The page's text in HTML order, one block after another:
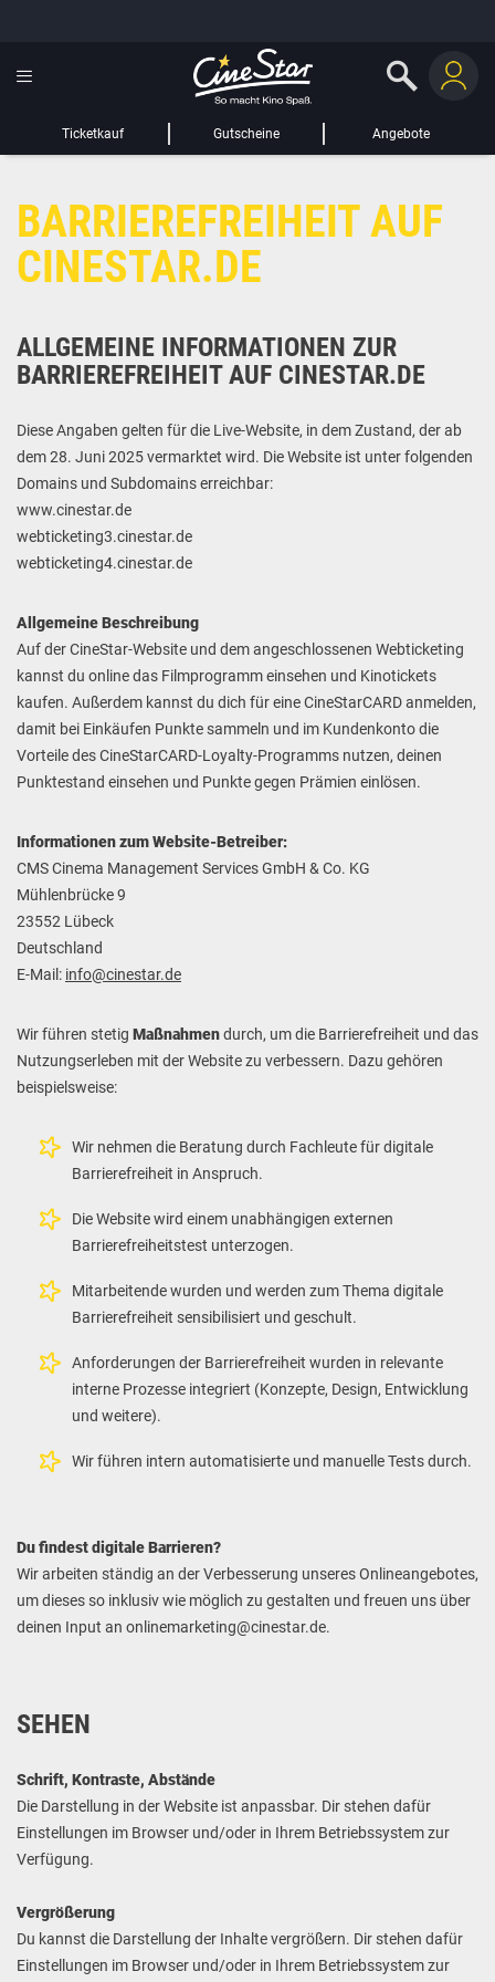
Ticketkauf Gutscheine Angebote
LIEBER CINESTAR-GAST,
Sie werden nun auf eine Website eines Drittanbieters weitergeleitet.
WEITER ZUR EXTERNEN SEITE
GUTSCHEIN HINZUFÜGEN
Gutschein
Gültig bis:
BARRIEREFREIHEIT AUF
CINESTAR.DE
ALLGEMEINE INFORMATIONEN ZUR
BARRIEREFREIHEIT AUF CINESTAR.DE
Diese Angaben gelten für die Live-Website, in dem Zustand, der ab
dem 28. Juni 2025 vermarktet wird. Die Website ist unter folgenden
Domains und Subdomains erreichbar:
www.cinestar.de
webticketing3.cinestar.de
webticketing4.cinestar.de
Allgemeine Beschreibung
Auf der CineStar-Website und dem angeschlossenen Webticketing
kannst du online das Filmprogramm einsehen und Kinotickets
kaufen. Außerdem kannst du dich für eine CineStarCARD anmelden,
damit bei Einkäufen Punkte sammeln und im Kundenkonto die
Vorteile des CineStarCARD-Loyalty-Programms nutzen, deinen
Punktestand einsehen und Punkte gegen Prämien einlösen.
Informationen zum Website-Betreiber:
CMS Cinema Management Services GmbH & Co. KG
Mühlenbrücke 9
23552 Lübeck
Deutschland
E-Mail: info@cinestar.de
Wir führen stetig Maßnahmendurch, um die Barrierefreiheit und das
Nutzungserleben mit der Website zu verbessern. Dazu gehören
beispielsweise:
Wir nehmen die Beratung durch Fachleute für digitale
Barrierefreiheit in Anspruch.
Die Website wird einem unabhängigen externen
Barrierefreiheitstest unterzogen.
Mitarbeitende wurden und werden zum Thema digitale
Barrierefreiheit sensibilisiert und geschult.
Anforderungen der Barrierefreiheit wurden in relevante
interne Prozesse integriert (Konzepte, Design, Entwicklung
und weitere).
Wir führen intern automatisierte und manuelle Tests durch.
Du findest digitale Barrieren?
Wir arbeiten ständig an der Verbesserung unseres Onlineangebotes,
um dieses so inklusiv wie möglich zu gestalten und freuen uns über
deinen Input an onlinemarketing@cinestar.de.
SEHEN
Schrift, Kontraste, Abstände
Die Darstellung in der Website ist anpassbar. Dir stehen dafür
Einstellungen im Browser und/oder in Ihrem Betriebssystem zur
Verfügung.
Vergrößerung
Du kannst die Darstellung der Inhalte vergrößern. Dir stehen dafür
Einstellungen im Browser und/oder in Ihrem Betriebssystem zur